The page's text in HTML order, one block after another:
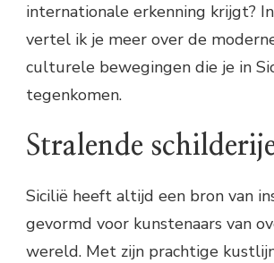
internationale erkenning krijgt?
vertel ik je meer over de
culturele bewegingen die je in
tegenkomen.
Stralende
Sicilië heeft altijd een bron van
gevormd voor kunstenaars van
wereld. Met zijn prachtige